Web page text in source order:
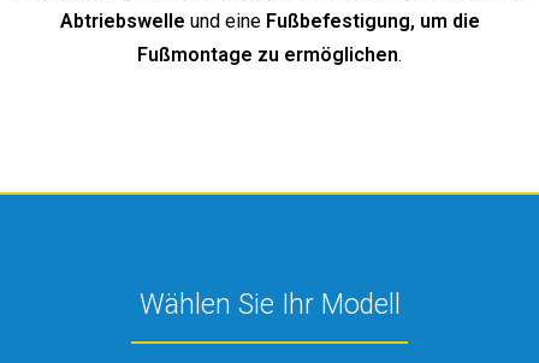
Abtriebswelle und eine Fußbefestigung, um die
Fußmontage zu ermöglichen.
Wählen Sie Ihr Modell